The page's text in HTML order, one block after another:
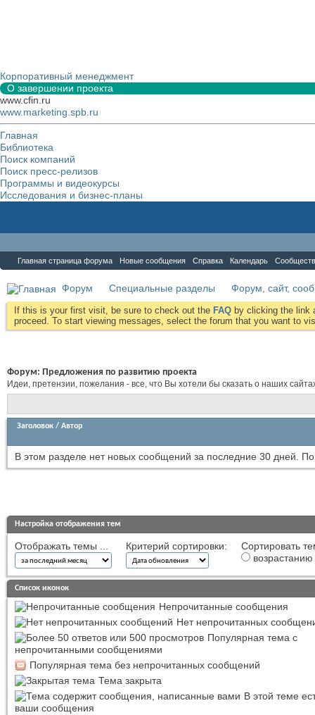
Корпоративный менеджмент
О завершении проекта
www.cfin.ru
www.marketing.spb.ru
Главная
Библиотека
Поиск компаний
Поиск пресс-релизов
Программы и видеокурсы
Исследования и бизнес-планы
Главная страница форума Новые сообщения Справка Календарь
Форум Специальные разделы Форум, сайт,
If this is your first visit, be sure to check out the FAQ by clicking the link
proceed. To start viewing messages, select the forum that you want to
Форум: Предложения по развитию проекта
Идеи, претензии, пожелания - все, что Вы хотели бы сказать о наших
Заголовок / Автор
В этом разделе нет новых сообщений за последние 30 дней.
Настройка отображения тем
Отображать темы ... Критерий сортировки:
Сортировать
возрастанию
Список иконок
Непрочитанные сообщения
Нет непрочитанных
Популярная тема с
непрочитанными сообщениями
Популярная тема без непрочитанных сообщений
Тема закрыта
В этой теме
ваши сообщения